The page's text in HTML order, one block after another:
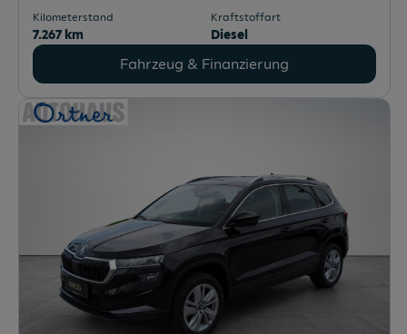
Kilometerstand
7.267 km
Kraftstoffart
Diesel
Fahrzeug & Finanzierung